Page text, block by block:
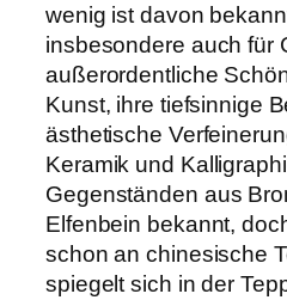
wenig ist davon
insbesondere auch für
außerordentliche
Kunst, ihre tiefsinnige
ästhetische
Keramik und
Gegenständen aus
Elfenbein bekannt,
schon an chinesische
spiegelt sich in der